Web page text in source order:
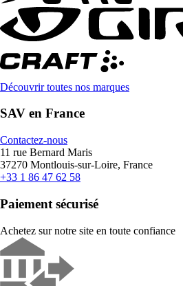
Découvrir toutes nos marques
SAV en France
Contactez-nous
11 rue Bernard Maris
37270 Montlouis-sur-Loire, France
+33 1 86 47 62 58
Paiement sécurisé
Achetez sur notre site en toute confiance